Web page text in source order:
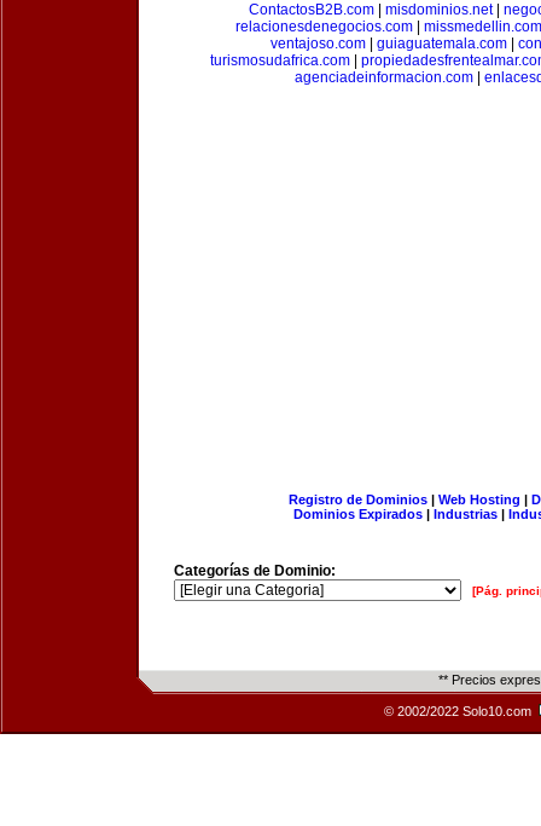
ContactosB2B.com| misdominios.net|
relacionesdenegocios.com| missmedellin.com
ventajoso.com
guiaguatemala.com
turismosudafrica.com
agenciadeinformacion.com
Registro de Dominios| Web Hosting |
Dominios Expirados | Industrias |
Categorías de Dominio:
[Pág.
** Precios
© 2002/2022 Solo10.com